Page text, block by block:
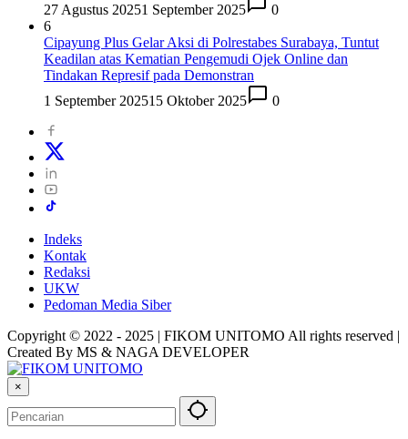
27 Agustus 20251 September 2025
0
6
Cipayung Plus Gelar Aksi di Polrestabes Surabaya, Tuntut
Keadilan atas Kematian Pengemudi Ojek Online dan
Tindakan Represif pada Demonstran
1 September 202515 Oktober 2025 0
Indeks
Kontak
Redaksi
UKW
Pedoman Media Siber
Copyright © 2022 - 2025 | FIKOM UNITOMO All rights reserved |
Created By MS & NAGA DEVELOPER
×